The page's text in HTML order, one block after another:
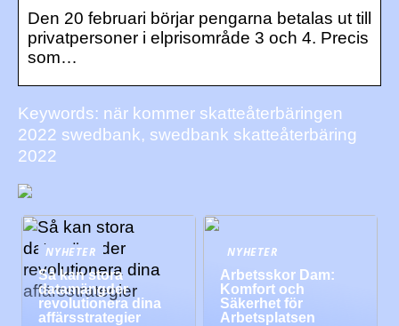
Den 20 februari börjar pengarna betalas ut till
privatpersoner i elprisområde 3 och 4. Precis
som…
Keywords: när kommer skatteåterbäringen
2022 swedbank, swedbank skatteåterbäring
2022
NYHETER
Så kan stora
datamängder
revolutionera dina
affärsstrategier
NYHETER
Arbetsskor Dam:
Komfort och
Säkerhet för
Arbetsplatsen